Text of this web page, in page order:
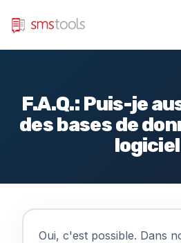
F.A.Q.: Puis-je
des bases de
Oui, c'est possible. Dans